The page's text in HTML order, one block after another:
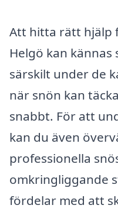
Att hitta rätt hjälp
Helgö kan
särskilt under de
när snön kan
snabbt. För att
kan du även
professionella
omkringliggande
fördelar med att